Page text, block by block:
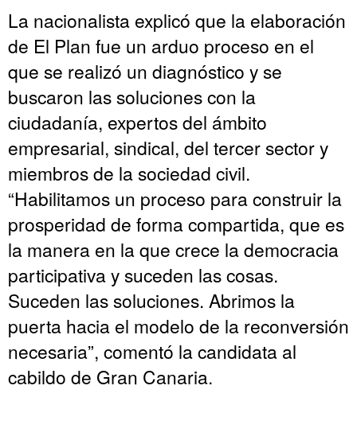
La nacionalista explicó que la elaboración
de El Plan fue un arduo proceso en el
que se realizó un diagnóstico y se
buscaron las soluciones con la
ciudadanía, expertos del ámbito
empresarial, sindical, del tercer sector y
miembros de la sociedad civil.
“Habilitamos un proceso para construir la
prosperidad de forma compartida, que es
la manera en la que crece la democracia
participativa y suceden las cosas.
Suceden las soluciones. Abrimos la
puerta hacia el modelo de la reconversión
necesaria”, comentó la candidata al
cabildo de Gran Canaria.